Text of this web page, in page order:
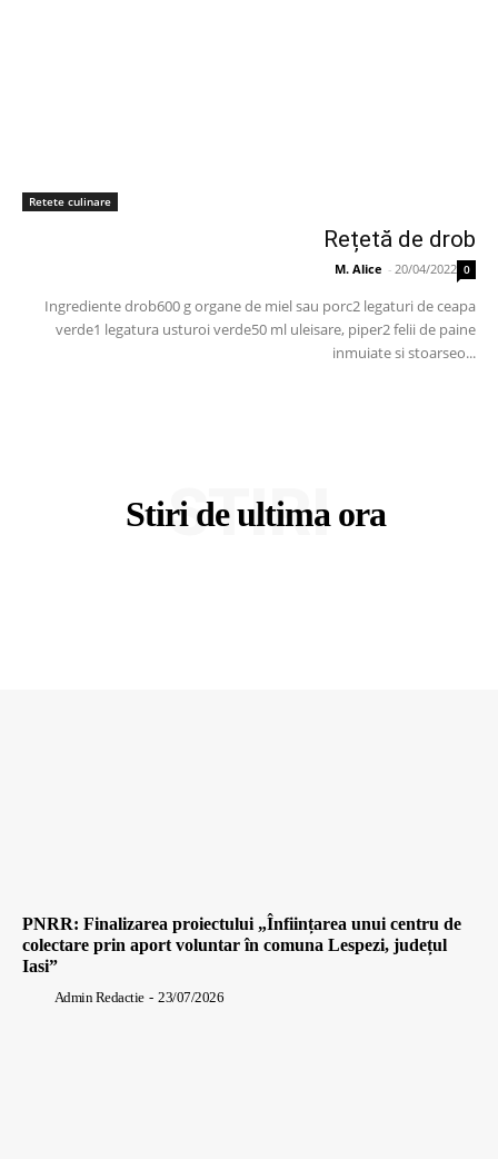
Retete culinare
Rețetă de drob
M. Alice - 20/04/2022 0
Ingrediente drob600 g organe de miel sau porc2 legaturi de ceapa
verde1 legatura usturoi verde50 ml uleisare, piper2 felii de paine
inmuiate si stoarseo...
Stiri de ultima ora
STIRI
PNRR: Finalizarea proiectului „Înființarea unui centru de
colectare prin aport voluntar în comuna Lespezi, județul
Iasi”
Admin Redactie - 23/07/2026